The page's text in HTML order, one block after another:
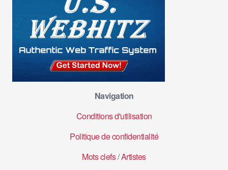
Navigation
Conditions d'utilisation
Politique de confidentialité
Mots clefs/Artistes